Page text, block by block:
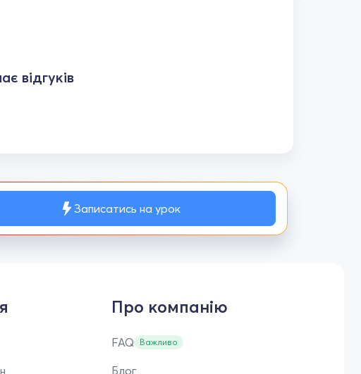
відгуків
Записатись на урок
Про компанію
FAQ Важливо
Блог